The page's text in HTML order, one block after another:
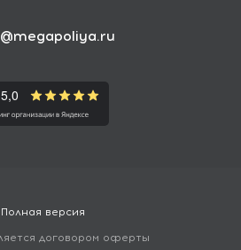
Полная версия
договором оферты